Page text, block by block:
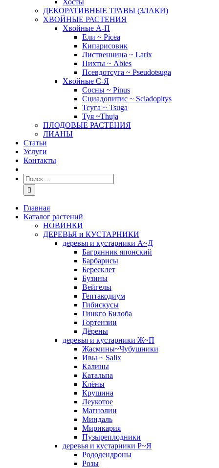
Хосты
ДЕКОРАТИВНЫЕ ТРАВЫ (ЗЛАКИ)
ХВОЙНЫЕ РАСТЕНИЯ
Хвойные А-П
Ели ~ Picea
Кипарисовик
Лиственница ~ Larix
Пихты ~ Abies
Псевдотсуга ~ Pseudotsuga
Хвойные С-Я
Сосны ~ Pinus
Сциадопитис ~ Sciadopitys
Тсуга ~ Tsuga
Туя ~Thuja
ПЛОДОВЫЕ РАСТЕНИЯ
ЛИАНЫ
Статьи
Услуги
Контакты
Главная
Каталог растений
НОВИНКИ
ДЕРЕВЬЯ и КУСТАРНИКИ
деревья и кустарники А~Д
Багрянник японский
Барбарисы
Бересклет
Бузины
Вейгелы
Гептакодиум
Гибискусы
Гинкго Билоба
Гортензии
Дёрены
деревья и кустарники Ж~П
Жасмины~Чубушники
Ивы ~ Salix
Калины
Катальпа
Клёны
Крушина
Леукотое
Магнолии
Миндаль
Мирикария
Пузыреплодники
деревья и кустарники Р~Я
Рододендроны
Розы